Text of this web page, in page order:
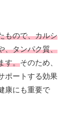
もので、カルシ
、タンパク質、
す。そのため、
ポートする効果
康にも重要で